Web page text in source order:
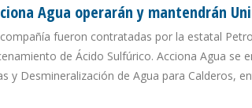
Agua operarán y mantendrán
fueron contratadas por la estatal
de Ácido Sulfúrico. Acciona Agua se
y Desmineralización de Agua para Calderos,